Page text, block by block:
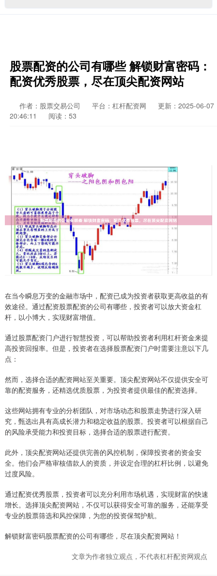
股票配资的公司有哪些 解锁财富密码：
配资优秀股票，尽在顶尖配资网站
作者：股票交易公司 平台：杠杆配资网
更新：2025-06-07
20:46:11
阅读：53
在当今瞬息万变的金融市场中，配资已成为投资者获取更高收益的有
效途径。通过配资股票配资的公司有哪些，投资者可以放大资金杠
杆，以小博大，实现财富增值。
通过股票配资门户进行智慧投资，可以帮助投资者利用杠杆资金来提
高投资回报率。但是，投资者在选择股票配资门户时需要注意以下几
点：
然而，选择合适的配资网站至关重要。顶尖配资网站不仅提供安全可
靠的配资服务，还精选优质股票，为投资者提供最佳的配资选择。
这些网站拥有专业的分析团队，对市场动态和股票走势进行深入研
究，甄选出具有高成长潜力和稳定收益的股票。投资者可以根据自己
的风险承受能力和投资目标，选择合适的股票进行配资。
此外，顶尖配资网站还提供完善的风控机制，保障投资者的资金安
全。他们会严格审核借款人的资质，并设定合理的杠杆比例，以避免
过度风险。
通过配资优秀股票，投资者可以充分利用市场机遇，实现财富的快速
增长。选择顶尖配资网站，不仅可以获得安全可靠的服务，还能享受
专业的股票筛选和风控保障，为您的投资保驾护航。
解锁财富密码股票配资的公司有哪些，尽在顶尖配资网站！
文章为作者独立观点，不代表杠杆配资网观点